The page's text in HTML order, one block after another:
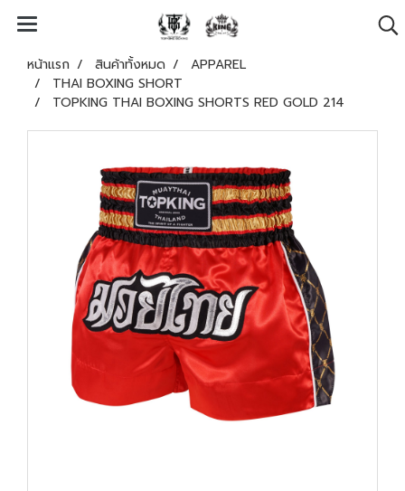
หน้าแรก สินค้าทั้งหมด
APPAREL
THAI BOXING SHORT
TOPKING THAI BOXING SHORTS RED GOLD 214